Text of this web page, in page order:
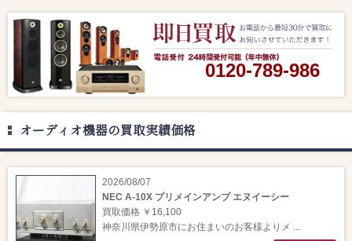
0120-789-986
オーディオ機器の買取実績価格
2026/08/07
NEC A-10X プリメインアンプ エヌイーシー
買取価格 ￥16,100
神奈川県伊勢原市にお住まいのお客様よりメ ...